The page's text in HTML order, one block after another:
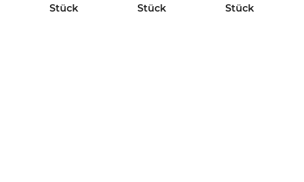
Stück
Stück
Stück